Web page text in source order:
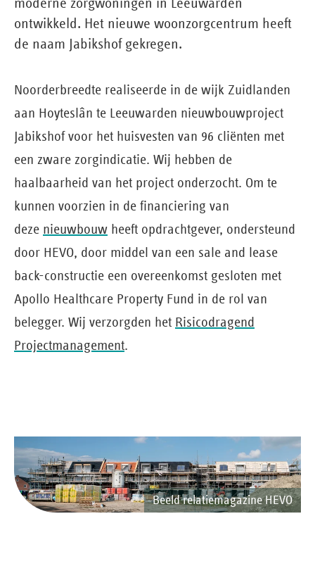
ontwikkeld. Het nieuwe woonzorgcentrum heeft
de naam Jabikshof gekregen.
Noorderbreedte realiseerde in de wijk Zuidlanden
aan Hoyteslân te Leeuwarden nieuwbouwproject
Jabikshof voor het huisvesten van 96 cliënten met
een zware zorgindicatie. Wij hebben de
haalbaarheid van het project onderzocht. Om te
kunnen voorzien in de financiering van
deze nieuwbouw heeft opdrachtgever, ondersteund
door HEVO, door middel van een sale and lease
back-constructie een overeenkomst gesloten met
Apollo Healthcare Property Fund in de rol van
belegger. Wij verzorgden het Risicodragend
Projectmanagement.
Beeld relatiemagazine HEVO